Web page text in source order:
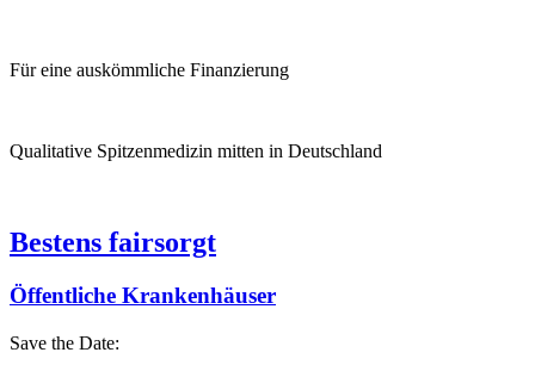
Für eine auskömmliche Finanzierung
Qualitative Spitzenmedizin mitten in Deutschland
Bestens fairsorgt
Öffentliche Krankenhäuser
Save the Date: